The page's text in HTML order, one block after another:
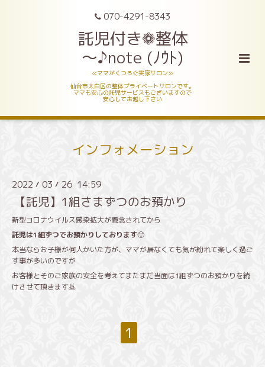
070-4291-8343
託児付き❁整体
～♪note (ﾉｳﾄ)
≪ママがくつろぐ実家サロン≫
仙台市太白区の整体プライベートサロンです。
ママも安心の託児サービスもございますので
安心してお越し下さい
インフォメーション
2022 / 03 / 26 14:59
【託児】1組さまずつのお預かり
新型コロナウイルス感染拡大が懸念されてから
託児は1組ずつでお預かりしております🙂
本当ならお子様が何人かいた方が、ママが居なくても気が紛れて楽しく過ご
す事が多いのですが
お客様とそのご家族の安全を考えてまたまだ当面は1組ずつのお預かりを続
けさせて頂きます🙇
1